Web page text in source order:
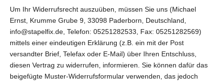
Um Ihr Widerrufsrecht auszuüben, müssen Sie uns (Michael
Ernst, Krumme Grube 9, 33098 Paderborn, Deutschland,
info@stapelfix.de, Telefon: 05251282533, Fax: 05251282569)
mittels einer eindeutigen Erklärung (z.B. ein mit der Post
versandter Brief, Telefax oder E-Mail) über Ihren Entschluss,
diesen Vertrag zu widerrufen, informieren. Sie können dafür das
beigefügte Muster-Widerrufsformular verwenden, das jedoch